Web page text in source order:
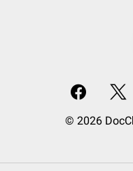
© 2026